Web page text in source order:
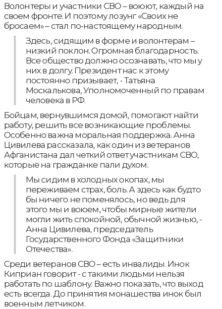
Волонтеры и участники СВО – воюют, каждый на
своем фронте. И поэтому лозунг «Своих не
бросаем» – стал по-настоящему народным.
Здесь, сидящим в форме и волонтерам –
низкий поклон. Огромная благодарность.
Все общество должно осознавать, что мы у
них в долгу. Президент нас к этому
постоянно призывает, - Татьяна
Москалькова, Уполномоченный по правам
человека в РФ.
Бойцам, вернувшимся домой, помогают найти
работу, решить все возникающие проблемы.
Особенно важна моральная поддержка. Анна
Цивилева рассказала, как один из ветеранов
Афганистана дал четкий ответ участникам СВО,
которые на гражданке пали духом.
Мы сидим в холодных окопах, мы
переживаем страх, боль. А здесь как будто
бы ничего не поменялось, но ведь для
этого мы и воюем, чтобы мирные жители
могли жить спокойной, обычной жизнью, -
Анна Цивилева, председатель
Государственного Фонда «Защитники
Отечества».
Среди ветеранов СВО – есть инвалиды. Инок
Киприан говорит - с такими людьми нельзя
работать по шаблону. Важно показать, что выход
есть всегда. До принятия монашества инок был
военным летчиком.